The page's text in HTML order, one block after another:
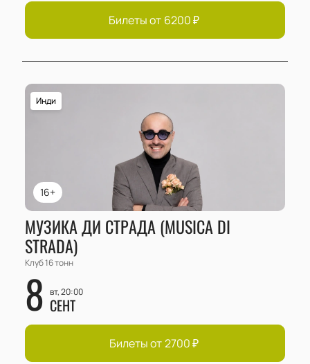
Билеты от 6200₽
16+
Инди
МУЗИКА ДИ СТРАДА (MUSICA DI
STRADA)
Клуб 16 тонн
8 вт, 20:00
СЕНТ
Билеты от 2700₽